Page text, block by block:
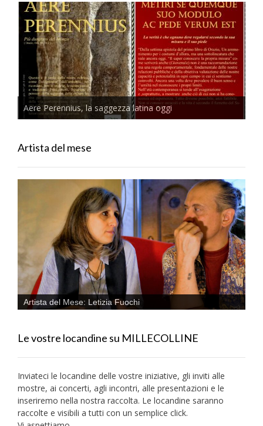
Aere Perennius, la saggezza latina oggi
Artista del mese
Artista del Mese: Letizia Fuochi
Le vostre locandine su MILLECOLLINE
Inviateci le locandine delle vostre iniziative, gli inviti alle
mostre, ai concerti, agli incontri, alle presentazioni e le
inseriremo nella nostra raccolta. Le locandine saranno
raccolte e visibili a tutti con un semplice click.